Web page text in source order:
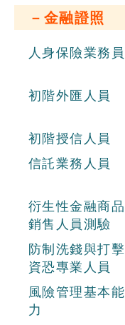
－金融證照
人身保險業務員
初階外匯人員
初階授信人員
信託業務人員
衍生性金融商品
銷售人員測驗
防制洗錢與打擊
資恐專業人員
風險管理基本能
力